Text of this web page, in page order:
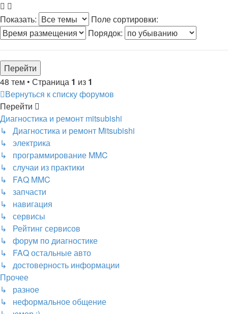
Показать:
Поле сортировки:
Порядок:
48 тем • Страница 1 из 1
Вернуться к списку форумов
Перейти
Диагностика и ремонт mitsubishi
↳ Диагностика и ремонт Mitsubishi
↳ электрика
↳ программирование MMC
↳ случаи из практики
↳ FAQ MMC
↳ запчасти
↳ навигация
↳ сервисы
↳ Рейтинг сервисов
↳ форум по диагностике
↳ FAQ остальные авто
↳ достоверность информации
Прочее
↳ разное
↳ неформальное общение